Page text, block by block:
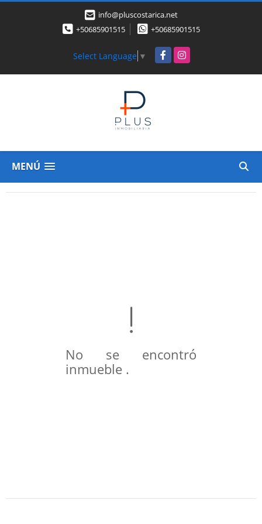
info@pluscostarica.net
+50685901515
+50685901515
Select Language ▼ FacebookInstagram
MENÚ
No se encontró
inmueble .